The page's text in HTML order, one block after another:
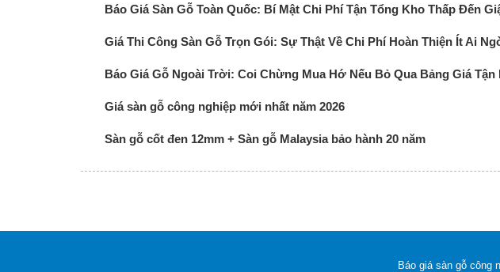
Báo Giá Sàn Gỗ Toàn Quốc: Bí Mật Chi Phí Tận Tổng Kho Thấp Đến
Giá Thi Công Sàn Gỗ Trọn Gói: Sự Thật Về Chi Phí Hoàn Thiện Ít Ai
Báo Giá Gỗ Ngoài Trời: Coi Chừng Mua Hớ Nếu Bỏ Qua Bảng Giá Tận
Giá sàn gỗ công nghiệp mới nhất năm 2026
Sàn gỗ cốt đen 12mm + Sàn gỗ Malaysia bảo hành 20 năm
Báo giá sàn gỗ công